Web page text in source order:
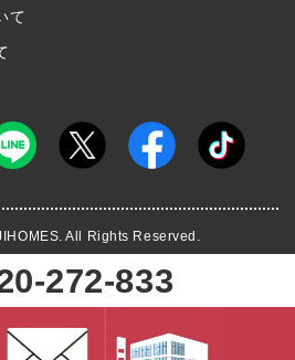
272-833
て
All Rights Reserved.